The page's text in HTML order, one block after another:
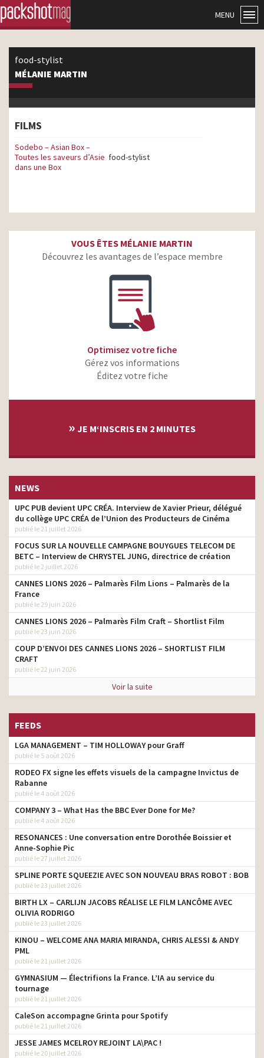
MENU
food-stylist
MÉLANIE MARTIN
FILMS
Sodebo – Asian Box –
Toutes les saveurs d’Asie
dans une Box
food-stylist
VOUS ÊTES MÉLANIE MARTIN
Découvrez les avantages de l’espace membre
Optimisez votre fiche
Gérez vos informations
Éditez votre fiche
» JE M‘INSCRIS EN 2 MINUTES
NEWS
UPC PUB devient UPC CRÉA. Interview de Xavier Prieur, délégué
du collège UPC CRÉA de l’Union des Producteurs de Cinéma
publié le 21 juillet 2026
FOCUS SUR LA NOUVELLE CAMPAGNE BOUYGUES TELECOM DE
BETC – Interview de CHRYSTEL JUNG, directrice de création
publié le 2 juillet 2026
CANNES LIONS 2026 – Palmarès Film Lions – Palmarès de la
France
publié le 29 juin 2026
CANNES LIONS 2026 – Palmarès Film Craft – Shortlist Film
publié le 23 juin 2026
COUP D’ENVOI DES CANNES LIONS 2026 – SHORTLIST FILM
CRAFT
publié le 22 juin 2026
Voir la suite
FEEDS
LGA MANAGEMENT – TIM HOLLOWAY pour Graff
publié le 5 août 2026
RODEO FX signe les effets visuels de la campagne Invictus de
Rabanne
publié le 4 août 2026
COMPANY 3 – What Has the BBC Ever Done for Me?
publié le 4 août 2026
RESONANCES : Une conversation entre Dorothée Boissier et
Anne-Sophie Pic
publié le 27 juillet 2026
SPLINE PORTE SQUEEZIE AVEC SON NOUVEAU BRAS ROBOT : BOB
publié le 23 juillet 2026
BIRTH LX – CARLIJN JACOBS RÉALISE LE FILM LANCÔME AVEC
OLIVIA RODRIGO
publié le 23 juillet 2026
KINOU – WELCOME ANA MARIA MIRANDA, CHRIS ALESSI & ANDY
PML
publié le 21 juillet 2026
GYMNASIUM — Électrifions la France. L’IA au service du
tournage
publié le 21 juillet 2026
CaleSon accompagne Grinta pour Spotify
publié le 21 juillet 2026
JESSE JAMES MCELROY REJOINT LA\PAC !
publié le 20 juillet 2026